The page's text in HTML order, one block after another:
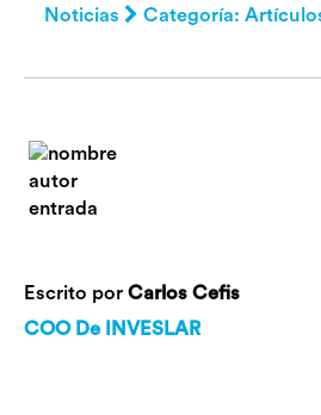
Noticias Categoría:
Escrito por Carlos Cefis
COO De INVESLAR